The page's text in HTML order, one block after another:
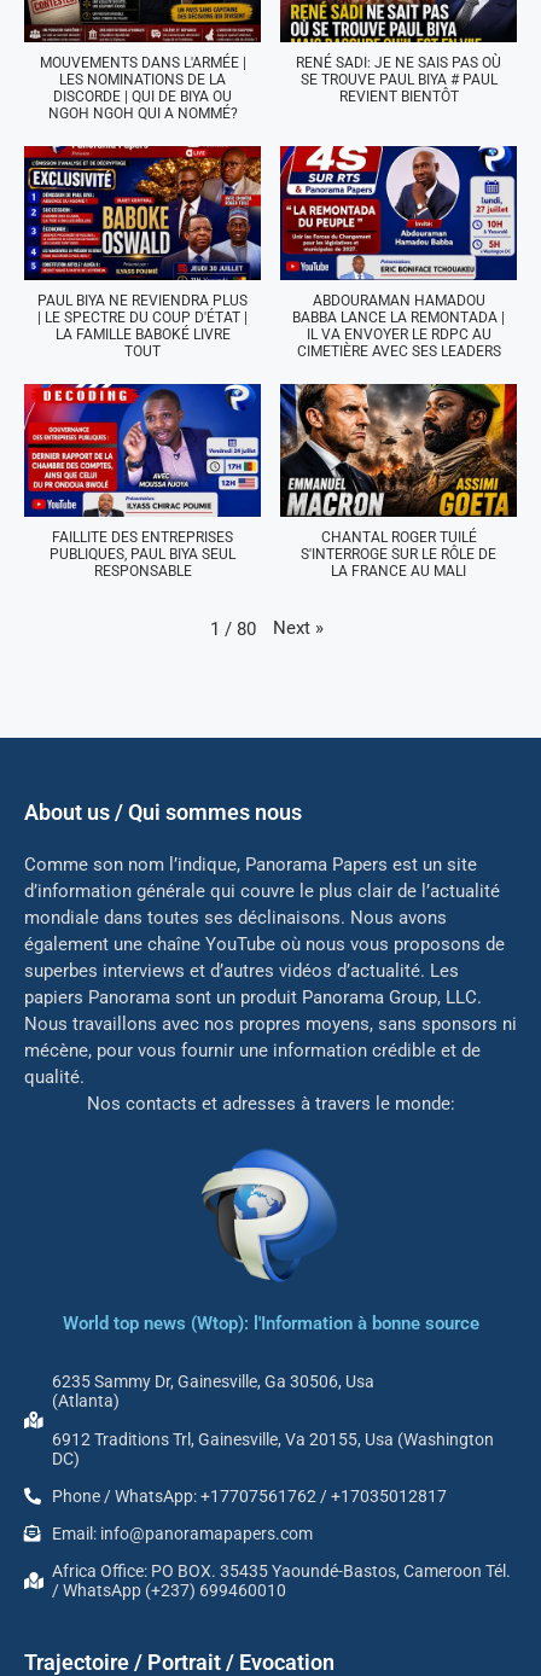
MOUVEMENTS DANS L'ARMÉE |
LES NOMINATIONS DE LA
DISCORDE | QUI DE BIYA OU
NGOH NGOH QUI A NOMMÉ?
RENÉ SADI: JE NE SAIS PAS OÙ
SE TROUVE PAUL BIYA # PAUL
REVIENT BIENTÔT
PAUL BIYA NE REVIENDRA PLUS
| LE SPECTRE DU COUP D'ÉTAT |
LA FAMILLE BABOKÉ LIVRE
TOUT
ABDOURAMAN HAMADOU
BABBA LANCE LA REMONTADA |
IL VA ENVOYER LE RDPC AU
CIMETIÈRE AVEC SES LEADERS
FAILLITE DES ENTREPRISES
PUBLIQUES, PAUL BIYA SEUL
RESPONSABLE
CHANTAL ROGER TUILÉ
S'INTERROGE SUR LE RÔLE DE
LA FRANCE AU MALI
1 / 80 Next »
About us / Qui sommes nous
Comme son nom l’indique, Panorama Papers est un site
d’information générale qui couvre le plus clair de l’actualité
mondiale dans toutes ses déclinaisons. Nous avons
également une chaîne YouTube où nous vous proposons de
superbes interviews et d’autres vidéos d’actualité. Les
papiers Panorama sont un produit Panorama Group, LLC.
Nous travaillons avec nos propres moyens, sans sponsors ni
mécène, pour vous fournir une information crédible et de
qualité.
Nos contacts et adresses à travers le monde:
World top news (Wtop): l'Information à bonne source
6235 Sammy Dr, Gainesville, Ga 30506, Usa
(Atlanta)
6912 Traditions Trl, Gainesville, Va 20155, Usa (Washington
DC)
Phone / WhatsApp: +17707561762 / +17035012817
Email: info@panoramapapers.com
Africa Office: PO BOX. 35435 Yaoundé-Bastos, Cameroon Tél.
/ WhatsApp (+237) 699460010
Trajectoire / Portrait / Evocation